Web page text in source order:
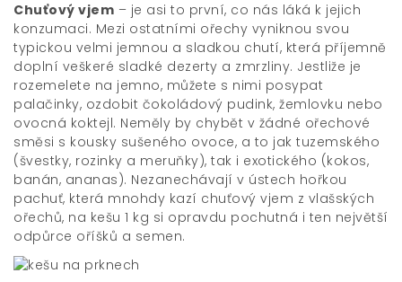
Chuťový vjem – je asi to první, co nás láká k jejich
konzumaci. Mezi ostatními ořechy vyniknou svou
typickou velmi jemnou a sladkou chutí, která příjemně
doplní veškeré sladké dezerty a zmrzliny. Jestliže je
rozemelete na jemno, můžete s nimi posypat
palačinky, ozdobit čokoládový pudink, žemlovku nebo
ovocná koktejl. Neměly by chybět v žádné ořechové
směsi s kousky sušeného ovoce, a to jak tuzemského
(švestky, rozinky a meruňky), tak i exotického (kokos,
banán, ananas). Nezanechávají v ústech hořkou
pachuť, která mnohdy kazí chuťový vjem z vlašských
ořechů, na kešu 1 kg si opravdu pochutná i ten největší
odpůrce oříšků a semen.